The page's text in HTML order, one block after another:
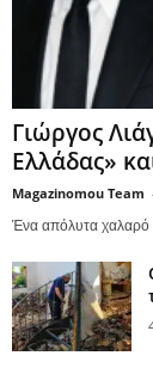
Γιώργος
Ελλάδας»
Magazinomou Team
Ένα απόλυτα χαλαρό